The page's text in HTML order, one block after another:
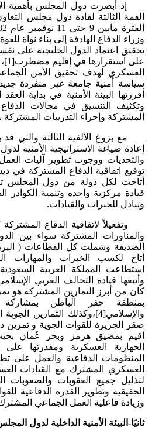
إذ أبصرت دول المجلس بأهمية
القمة الثالثة لقادة دول مجلس
وزراء الدفاع الهادفة إلى بناء نواة
تحقيق اعتماد الدول الخليجية على
العسكري لهدف تحقيق الأمن
سياسة أمنية جامعة غير منفردة
أفرزتها البيئة الأمنية في بداية
وتكثيف التنسيق في مجالات
المشتركة وإجراء التدريبات المشتركة
مع بزوغ الألفية الثالثة والتي قد
إعادة صياغة الاستراتيجية الأمنية
والتحديات ووجوب تطوير آليات
أتاحت لكل دولة من دول المجلس
قيادة مركزية واحده وتنمية
وتبادل للخبرات والقيادات.
وتفعيلاً لاتفاقية الدفاع
والمناورات المشتركة سواء بين
الصديقة وشملت كل القطاعات (
أتاح لكسب الخبرات والمهارات
استطاعت المملكة العربية
كان من أبرز التمارين المشتركة هو
بمنطقة حفر الباطن
والإسلامي[4]،وكذلك التمارين
أقيم بمضيق هرمز وبحر عُمان
الجهازية العسكرية ومقدرتها
المنظومات الدفاعية والعمل على
العسكري المشترك مع القيادات
لتذليل جميع العقوبات والصعوبات
الحقيقية وتطوير القدرة الدفاعية
وزيادة فاعلية العمل الجماعي
ثانيًا-البيئة الأمنية الداخلية لدول